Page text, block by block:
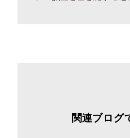
関連ブログ